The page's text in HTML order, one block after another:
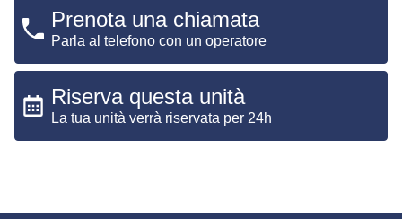
Prenota una chiamata
Parla al telefono con un operatore
Riserva questa unità
La tua unità verrà riservata per 24h